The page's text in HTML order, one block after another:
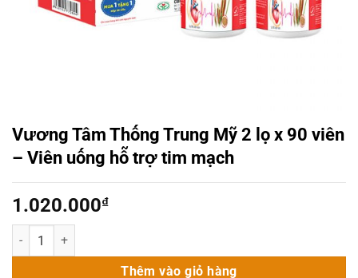
Vương Tâm Thống Trung Mỹ 2 lọ x 90 viên
– Viên uống hỗ trợ tim mạch
1.020.000₫
Vương Tâm Thống Trung Mỹ 2 lọ x 90 viên - Viên uống hỗ trợ tim
Thêm vào giỏ hàng